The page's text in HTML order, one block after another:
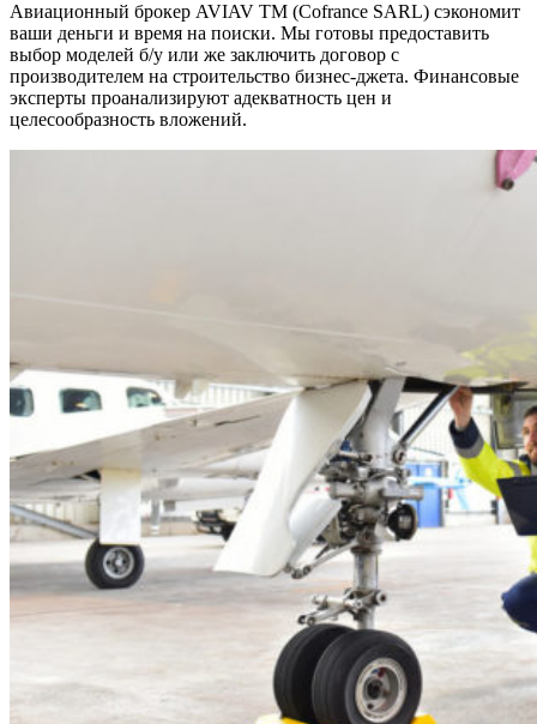
Авиационный брокер AVIAV TM (Cofrance SARL) сэкономит
ваши деньги и время на поиски. Мы готовы предоставить
выбор моделей б/у или же заключить договор с
производителем на строительство бизнес-джета. Финансовые
эксперты проанализируют адекватность цен и
целесообразность вложений.